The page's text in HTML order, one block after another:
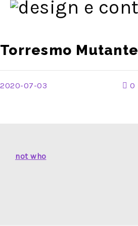
Torresmo Mutante
2020-07-03 0
not who